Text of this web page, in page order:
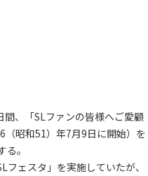
、「SLファンの皆様へご愛顧
昭和51）年7月9日に開始）を
。
ェスタ」を実施していたが、